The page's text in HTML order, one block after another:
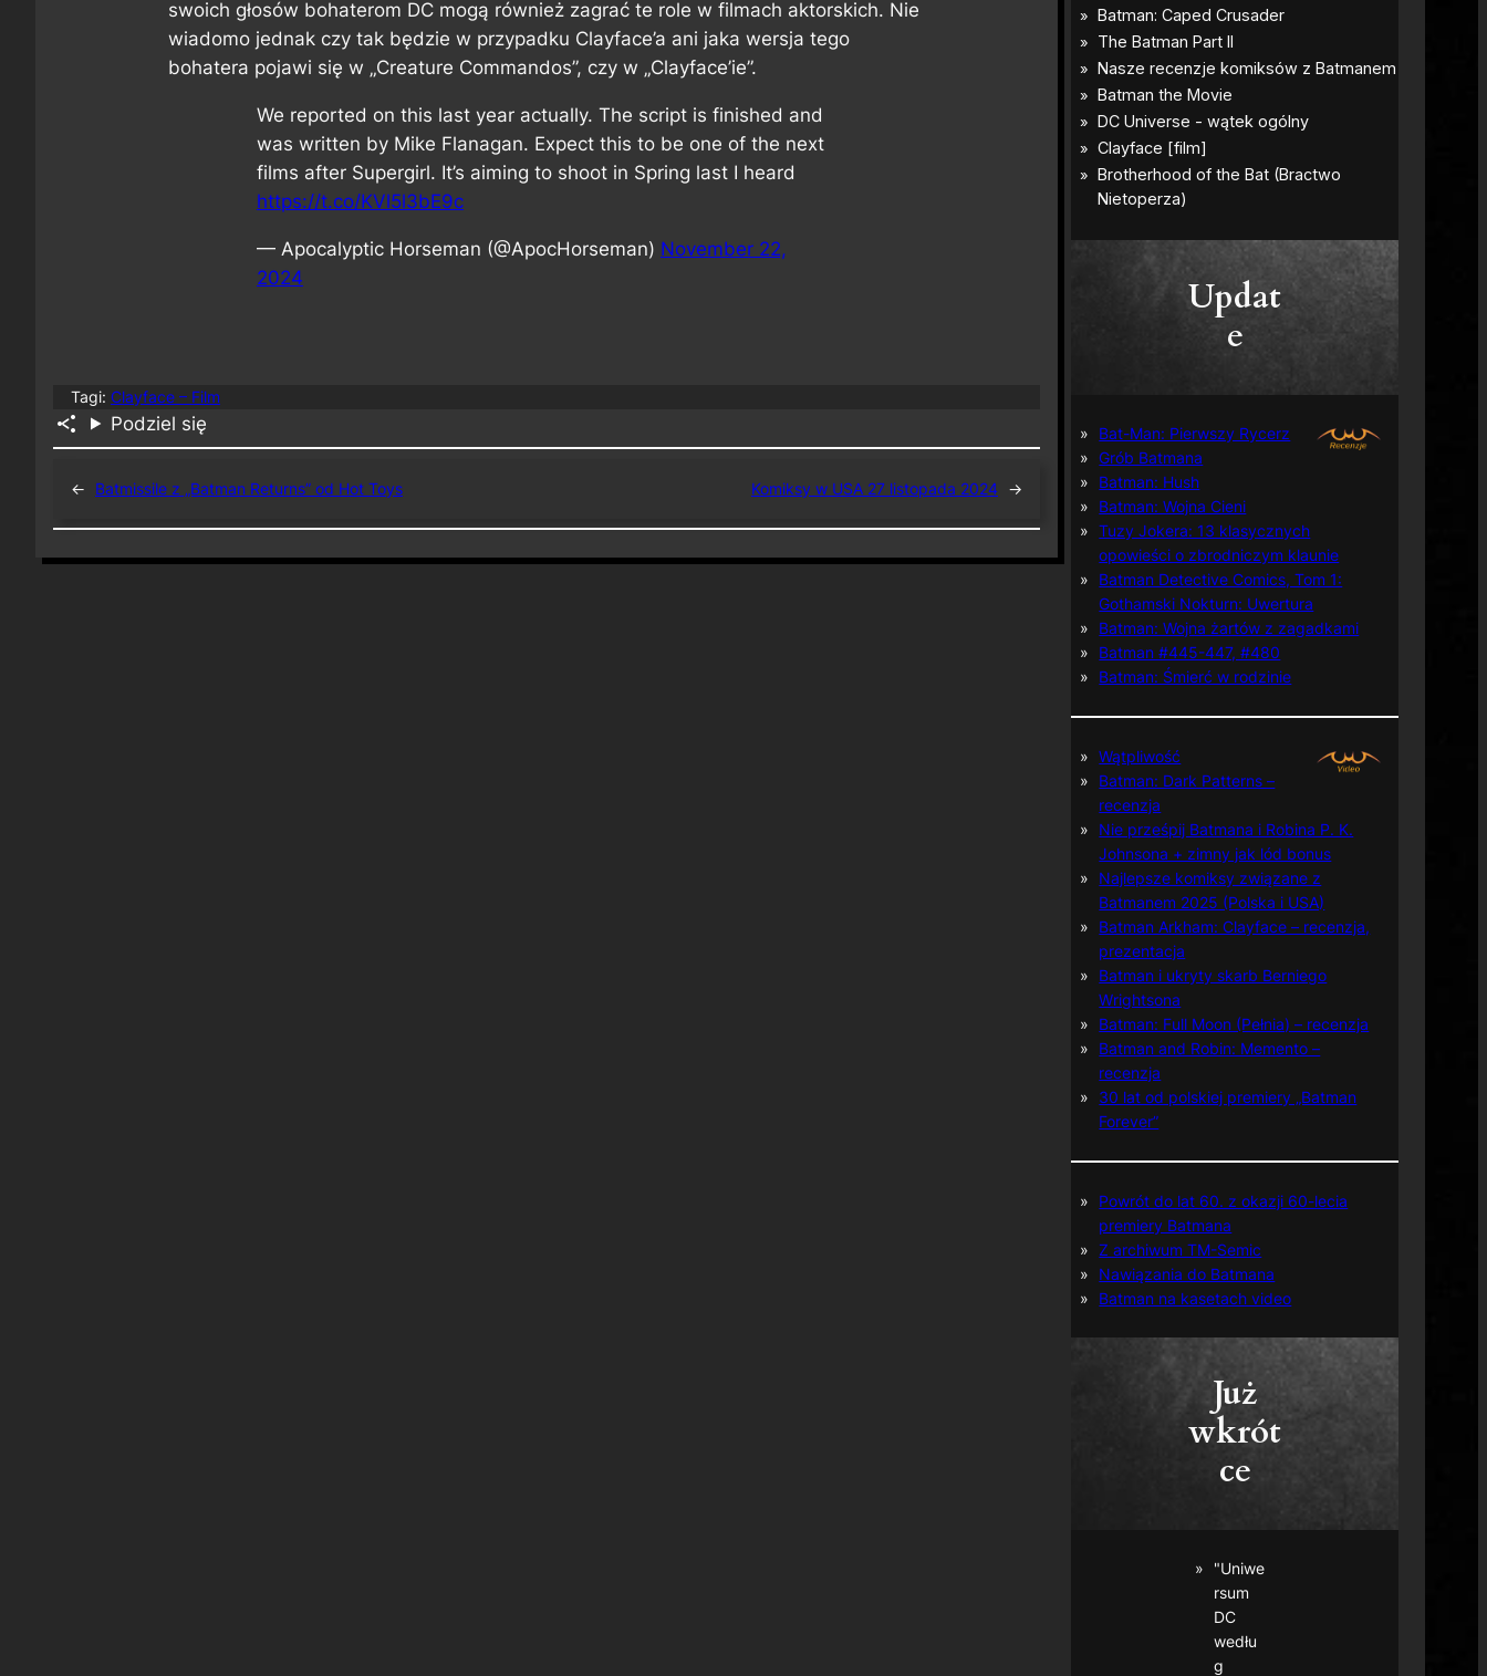
swoich głosów bohaterom DC mogą również zagrać te role w filmach aktorskich. Nie
wiadomo jednak czy tak będzie w przypadku Clayface’a ani jaka wersja tego
bohatera pojawi się w „Creature Commandos”, czy w „Clayface’ie”.
We reported on this last year actually. The script is finished and
was written by Mike Flanagan. Expect this to be one of the next
films after Supergirl. It’s aiming to shoot in Spring last I heard
https://t.co/KVl5l3bE9c
— Apocalyptic Horseman (@ApocHorseman) November 22,
2024
Tagi: Clayface – Film
Podziel się
← Batmissile z „Batman Returns” od Hot Toys Komiksy w USA 27 listopada 2024 →
Updat
e
Bat-Man: Pierwszy Rycerz
Grób Batmana
Batman: Hush
Batman: Wojna Cieni
Tuzy Jokera: 13 klasycznych
opowieści o zbrodniczym klaunie
Batman Detective Comics, Tom 1:
Gothamski Nokturn: Uwertura
Batman: Wojna żartów z zagadkami
Batman #445-447, #480
Batman: Śmierć w rodzinie
Wątpliwość
Batman: Dark Patterns –
recenzja
Nie prześpij Batmana i Robina P. K.
Johnsona + zimny jak lód bonus
Najlepsze komiksy związane z
Batmanem 2025 (Polska i USA)
Batman Arkham: Clayface – recenzja,
prezentacja
Batman i ukryty skarb Berniego
Wrightsona
Batman: Full Moon (Pełnia) – recenzja
Batman and Robin: Memento –
recenzja
30 lat od polskiej premiery „Batman
Forever”
Powrót do lat 60. z okazji 60-lecia
premiery Batmana
Z archiwum TM-Semic
Nawiązania do Batmana
Batman na kasetach video
Już
wkrót
ce
"Uniwe
rsum
DC
wedłu
g